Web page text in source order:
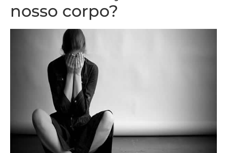
nosso corpo?